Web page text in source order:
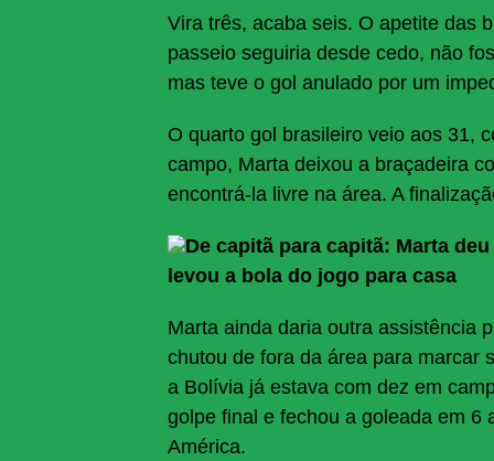
Vira três, acaba seis. O apetite das
passeio seguiria desde cedo, não
mas teve o gol anulado por um
O quarto gol brasileiro veio aos 31,
campo, Marta deixou a braçadeira
encontrá-la livre na área. A
De capitã para capitã: Marta
levou a bola do jogo para casa
Marta ainda daria outra assistência
chutou de fora da área para marcar
a Bolívia já estava com dez em
golpe final e fechou a goleada em 6
América.